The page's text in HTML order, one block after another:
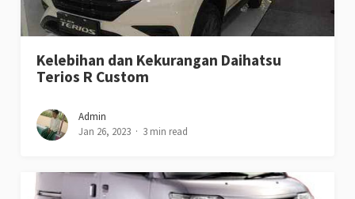
Kelebihan dan Kekurangan Daihatsu
Terios R Custom
Admin
Jan 26, 2023
3 min read